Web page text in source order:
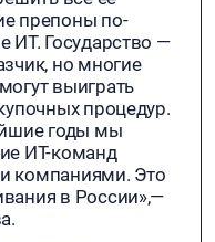
препоны по-
ИT. Государство —
но многие
выиграть
процедур.
годы мы
ИT-команд
компаниями. Это
в России»,—